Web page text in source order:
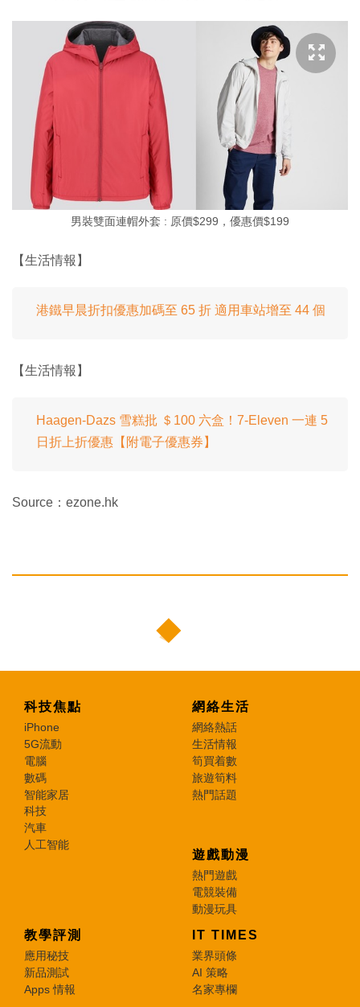
男裝雙面連帽外套 : 原價$299，優惠價$199
【生活情報】
港鐵早晨折扣優惠加碼至 65 折 適用車站增至 44 個
【生活情報】
Haagen-Dazs 雪糕批 ＄100 六盒！7-Eleven 一連 5
日折上折優惠【附電子優惠券】
Source：ezone.hk
科技焦點
iPhone
5G流動
電腦
數碼
智能家居
科技
汽車
人工智能
網絡生活
網絡熱話
生活情報
筍買着數
旅遊筍料
熱門話題
遊戲動漫
熱門遊戲
電競裝備
動漫玩具
教學評測
應用秘技
新品測試
Apps 情報
IT TIMES
業界頭條
AI 策略
名家專欄